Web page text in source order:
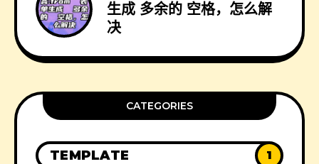
生成 多余的 空格，怎么解
决
CATEGORIES
TEMPLATE 1